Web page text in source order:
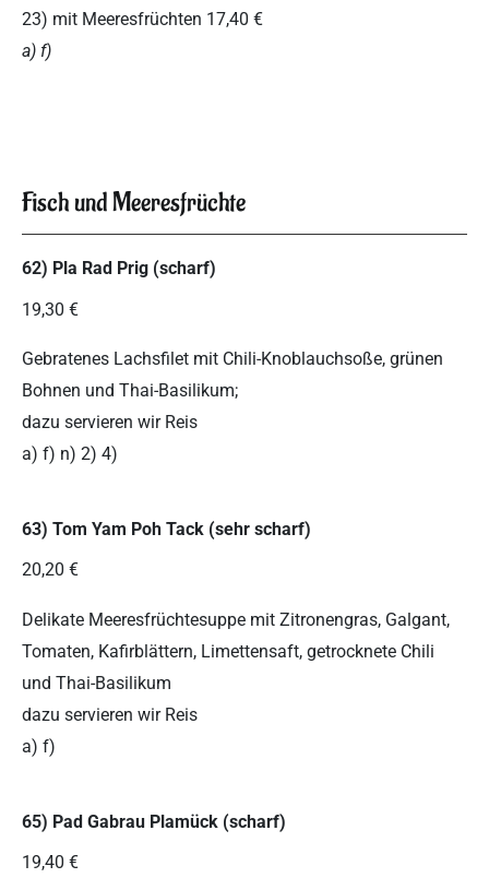
23) mit Meeresfrüchten 17,40 €
a) f)
Fisch und Meeresfrüchte
62) Pla Rad Prig (scharf)
19,30 €
Gebratenes Lachsfilet mit Chili-Knoblauchsoße, grünen
Bohnen und Thai-Basilikum;
dazu servieren wir Reis
a) f) n) 2) 4)
63) Tom Yam Poh Tack (sehr scharf)
20,20 €
Delikate Meeresfrüchtesuppe mit Zitronengras, Galgant,
Tomaten, Kafirblättern, Limettensaft, getrocknete Chili
und Thai-Basilikum
dazu servieren wir Reis
a) f)
65) Pad Gabrau Plamück (scharf)
19,40 €